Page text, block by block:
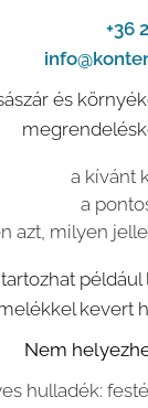
+36
és
a kívánt
a
azt, milyen
kevert
Nem
hulladék: